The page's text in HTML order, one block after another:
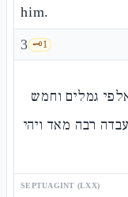
him.
3 🗝️1
גמלים וחמש
רבה מאד ויהי
SEPTUAGINT (LXX)